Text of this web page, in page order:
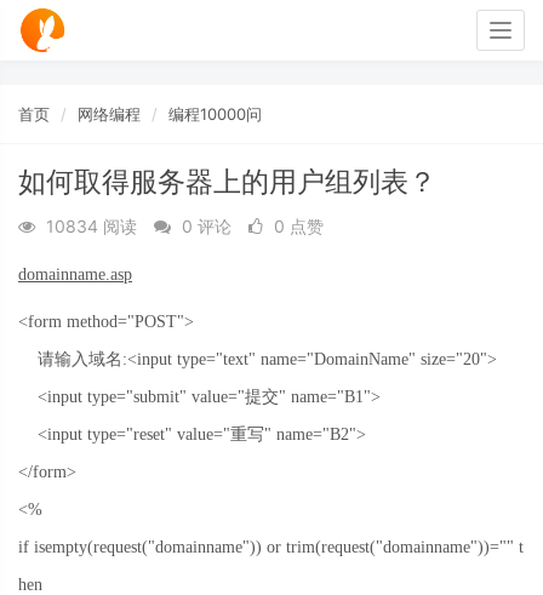
首页 网络编程 编程10000问
如何取得服务器上的用户组列表？
10834 阅读 0 评论 0 点赞
domainname.asp
<form method="POST">
请输入域名 :<input type="text" name="DomainName" size="20">
<input type="submit" value="提交" name="B1">
<input type="reset" value="重写" name="B2">
</form>
<%
if isempty(request("domainname")) or trim(request("domainname"))="" t
hen